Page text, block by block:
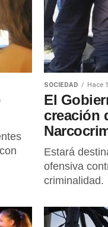
SOCIEDAD Hace
El
creación
Estará
ofensiva
criminalidad.